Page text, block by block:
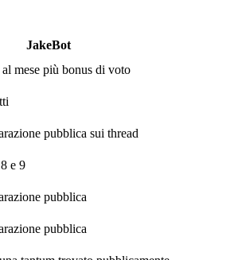
JakeBot
mese più bonus di voto
pubblica sui thread
e 9
pubblica
pubblica